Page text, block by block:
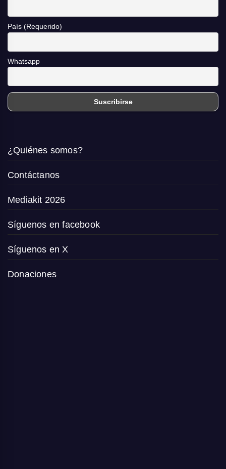
País (Requerido)
Whatsapp
¿Quiénes somos?
Contáctanos
Mediakit 2026
Síguenos en facebook
Síguenos en X
Donaciones